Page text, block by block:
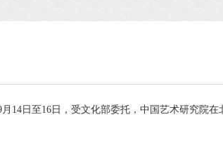
日至16日，受文化部委托，中国艺术研究院在